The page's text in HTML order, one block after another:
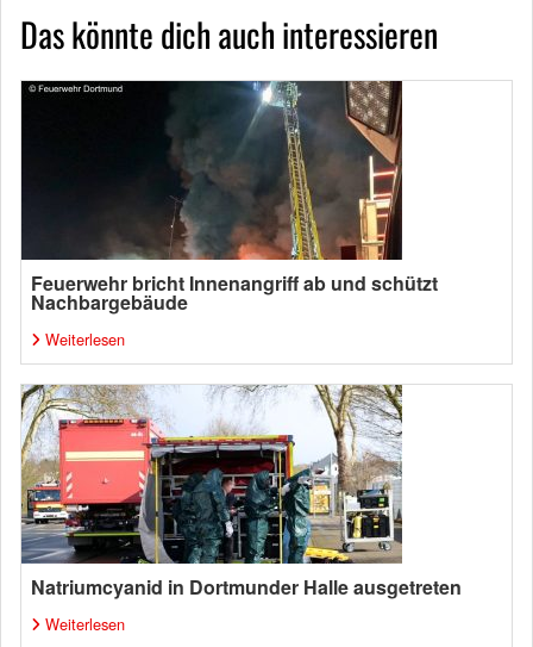
Das könnte dich auch interessieren
Feuerwehr bricht Innenangriff ab und schützt
Nachbargebäude
Weiterlesen
Natriumcyanid in Dortmunder Halle ausgetreten
Weiterlesen